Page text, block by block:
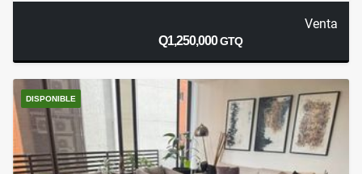
Venta
Q1,250,000GTQ
DISPONIBLE